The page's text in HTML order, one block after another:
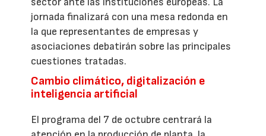
jornada finalizará con una mesa redonda en
la que representantes de empresas y
asociaciones debatirán sobre las principales
cuestiones tratadas.
Cambio climático, digitalización e
inteligencia artificial
El programa del 7 de octubre centrará la